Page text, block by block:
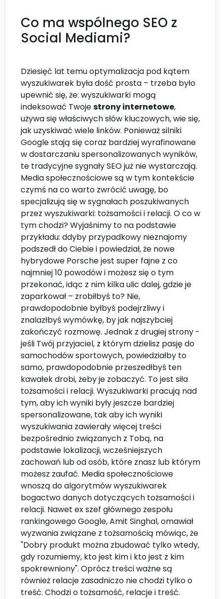
Co ma wspólnego SEO z
Social Mediami?
Dziesięć lat temu optymalizacja pod kątem
wyszukiwarek była dość prosta – trzeba było
upewnić się, że: wyszukiwarki mogą
indeksować Twojestrony internetowe,
używa się właściwych słów kluczowych, wie się,
jak uzyskiwać wiele linków. Ponieważ silniki
Google stają się coraz bardziej wyrafinowane
w dostarczaniu spersonalizowanych wyników,
te tradycyjne sygnały SEO już nie wystarczają.
Media społecznościowe są w tym kontekście
czymś na co warto zwrócić uwagę, bo
specjalizują się w sygnałach poszukiwanych
przez wyszukiwarki: tożsamości i relacji. O co w
tym chodzi? Wyjaśnimy to na podstawie
przykładu: ddyby przypadkowy nieznajomy
podszedł do Ciebie i powiedział, że nowe
hybrydowe Porsche jest super fajne z co
najmniej 10 powodów i możesz się o tym
przekonać, idąc z nim kilka ulic dalej, gdzie je
zaparkował – zrobiłbyś to? Nie,
prawdopodobnie byłbyś podejrzliwy i
znalazłbyś wymówkę, by jak najszybciej
zakończyć rozmowę. Jednak z drugiej strony -
jeśli Twój przyjaciel, z którym dzielisz pasję do
samochodów sportowych, powiedziałby to
samo, prawdopodobnie przeszedłbyś ten
kawałek drobi, żeby je zobaczyć. To jest siła
tożsamości i relacji. Wyszukiwarki pracują nad
tym, aby ich wyniki były jeszcze bardziej
spersonalizowane, tak aby ich wyniki
wyszukiwania zawierały więcej treści
bezpośrednio związanych z Tobą, na
podstawie lokalizacji, wcześniejszych
zachowań lub od osób, które znasz lub którym
możesz zaufać. Media społecznościowe
wnoszą do algorytmów wyszukiwarek
bogactwo danych dotyczących tożsamości i
relacji. Nawet ex szef głównego zespołu
rankingowego Google, Amit Singhal, omawiał
wyzwania związane z tożsamością mówiąc, że
"Dobry produkt można zbudować tylko wtedy,
gdy rozumiemy, kto jest kim i kto jest z kim
spokrewniony". Oprócz treści ważne są
również relacje zasadniczo nie chodzi tylko o
treść. Chodzi o tożsamość, relacje i treść.